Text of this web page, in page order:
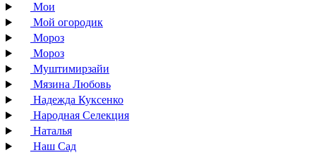
Мои
Мой огородик
Мороз
Мороз
Муштимирзайи
Мязина Любовь
Надежда Куксенко
Народная Селекция
Наталья
Наш Сад